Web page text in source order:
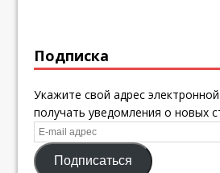
Подписка
Укажите свой адрес
получать уведомления о новых
E-
mail
адресПодписаться